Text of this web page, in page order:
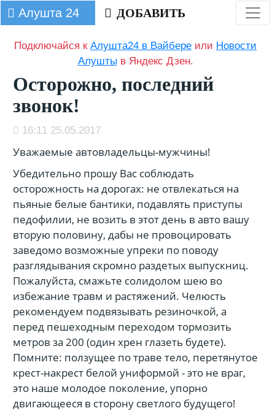
Алушта 24 ДОБАВИТЬ
Подключайся кАлушта24 в Вайбере или Новости
Алушты в Яндекс Дзен.
Осторожно, последний
звонок!
16:11 25.05.2017
Уважаемые автовладельцы-мужчины!
Убедительно прошу Вас соблюдать
осторожность на дорогах: не отвлекаться на
пьяные белые бантики, подавлять приступы
педофилии, не возить в этот день в авто вашу
вторую половину, дабы не провоцировать
заведомо возможные упреки по поводу
разглядывания скромно раздетых выпускниц.
Пожалуйста, смажьте солидолом шею во
избежание травм и растяжений. Челюсть
рекомендуем подвязывать резиночкой, а
перед пешеходным переходом тормозить
метров за 200 (один хрен глазеть будете).
Помните: ползущее по траве тело, перетянутое
крест-накрест белой униформой - это не враг,
это наше молодое поколение, упорно
двигающееся в сторону светлого будущего!